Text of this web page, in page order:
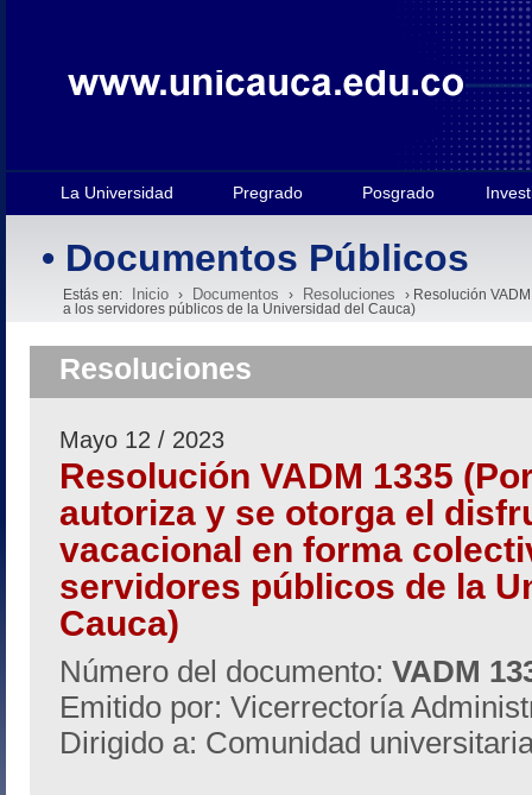
La Universidad Pregrado Posgrado
• Documentos Públicos
Estás en: Inicio › Documentos › Resoluciones
› Resolución
a los servidores públicos de la Universidad del Cauca)
Resoluciones
Mayo 12 / 2023
Resolución VADM 1335
autoriza y se otorga el
vacacional en forma
servidores públicos de la
Cauca)
Número del documento: VADM
Emitido por: Vicerrectoría
Dirigido a: Comunidad